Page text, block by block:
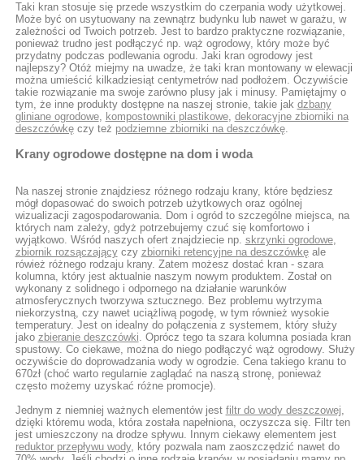
Taki kran stosuje się przede wszystkim do czerpania wody użytkowej.
Może być on usytuowany na zewnątrz budynku lub nawet w garażu, w
zależności od Twoich potrzeb. Jest to bardzo praktyczne rozwiązanie,
ponieważ trudno jest podłączyć np. wąż ogrodowy, który może być
przydatny podczas podlewania ogrodu. Jaki kran ogrodowy jest
najlepszy? Otóż miejmy na uwadze, że taki kran montowany w elewacji
można umieścić kilkadziesiąt centymetrów nad podłożem. Oczywiście
takie rozwiązanie ma swoje zarówno plusy jak i minusy. Pamiętajmy o
tym, że inne produkty dostępne na naszej stronie, takie jak dzbany
gliniane ogrodowe, kompostowniki plastikowe, dekoracyjne zbiorniki na
deszczówkęczy też podziemne zbiorniki na deszczówkę.
Krany ogrodowe dostępne na dom i woda
Na naszej stronie znajdziesz różnego rodzaju krany, które będziesz
mógł dopasować do swoich potrzeb użytkowych oraz ogólnej
wizualizacji zagospodarowania. Dom i ogród to szczególne miejsca, na
których nam zależy, gdyż potrzebujemy czuć się komfortowo i
wyjątkowo. Wśród naszych ofert znajdziecie np. skrzynki ogrodowe,
zbiornik rozsączającyczy zbiorniki retencyjne na deszczówkęale
rówież różnego rodzaju krany. Zatem możesz dostać kran - szara
kolumna, który jest aktualnie naszym nowym produktem. Został on
wykonany z solidnego i odpornego na działanie warunków
atmosferycznych tworzywa sztucznego. Bez problemu wytrzyma
niekorzystną, czy nawet uciążliwą pogodę, w tym również wysokie
temperatury. Jest on idealny do połączenia z systemem, który służy
jako zbieranie deszczówki. Oprócz tego ta szara kolumna posiada kran
spustowy. Co ciekawe, można do niego podłączyć wąż ogrodowy. Służy
oczywiście do doprowadzania wody w ogrodzie. Cena takiego kranu to
670zł (choć warto regularnie zaglądać na naszą stronę, ponieważ
często możemy uzyskać różne promocje).
Jednym z niemniej ważnych elementów jest filtr do wody deszczowej,
dzięki któremu woda, która została napełniona, oczyszcza się. Filtr ten
jest umieszczony na drodze spływu. Innym ciekawy elementem jest
reduktor przepływu wody, który pozwala nam zaoszczędzić nawet do